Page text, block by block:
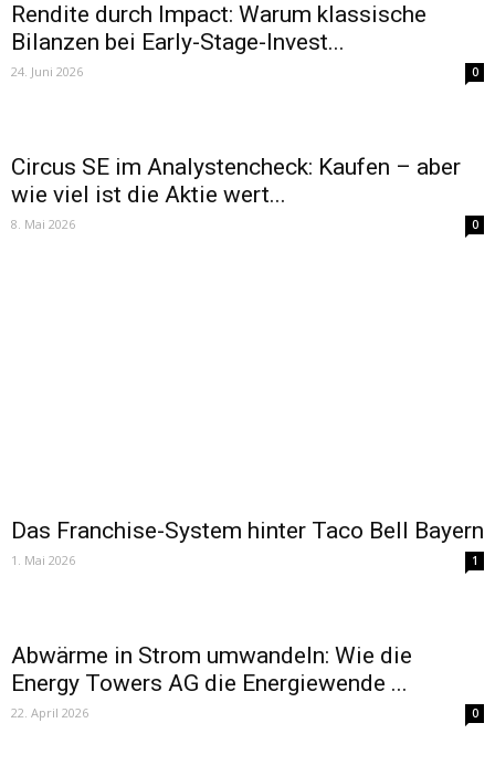
Rendite durch Impact: Warum klassische
Bilanzen bei Early-Stage-Invest...
24. Juni 2026 0
Circus SE im Analystencheck: Kaufen – aber
wie viel ist die Aktie wert...
8. Mai 2026 0
Das Franchise-System hinter Taco Bell Bayern
1. Mai 2026 1
Abwärme in Strom umwandeln: Wie die
Energy Towers AG die Energiewende ...
22. April 2026 0